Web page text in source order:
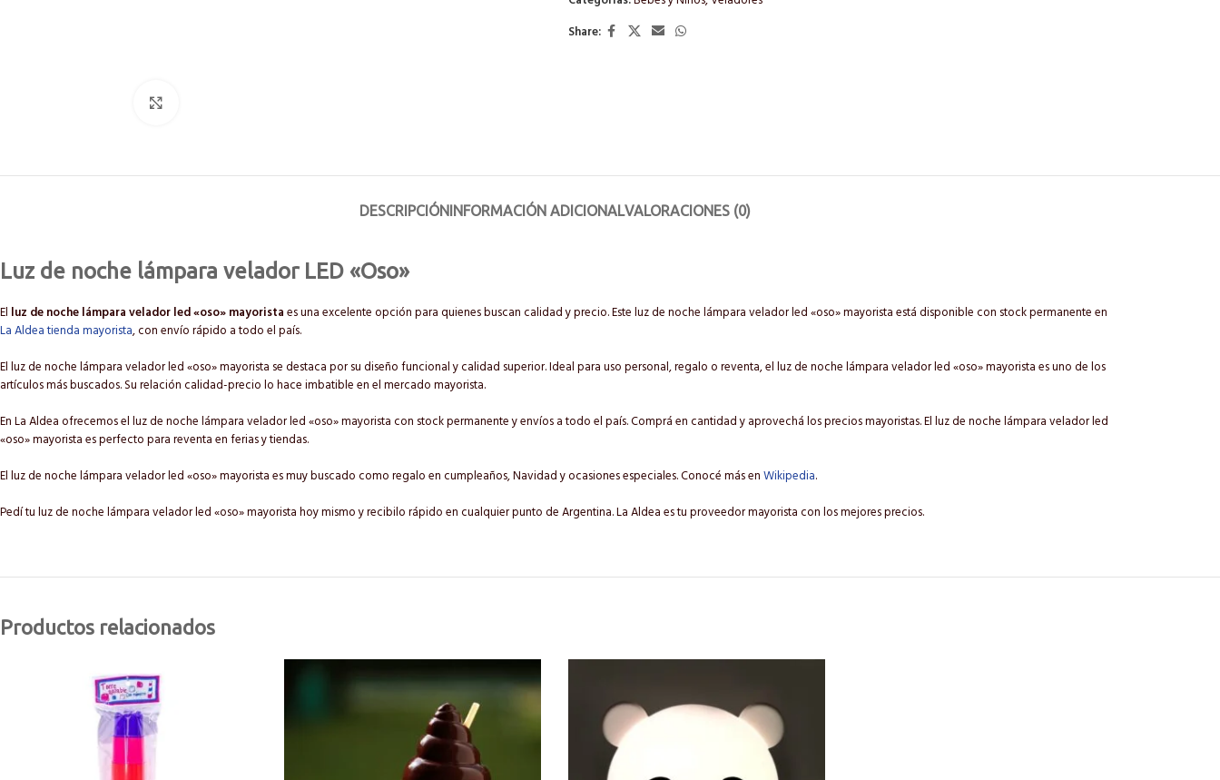
Share:
DESCRIPCIÓNINFORMACIÓN ADICIONALVALORACIONES (0)
Luz de noche lámpara velador LED «Oso»
El luz de noche lámpara velador led «oso» mayoristaes una excelente opción para quienes buscan calidad y precio. Este luz de noche lámpara velador led «oso» mayorista está disponible con stock permanente en
La Aldea tienda mayorista, con envío rápido a todo el país.
El luz de noche lámpara velador led «oso» mayorista se destaca por su diseño funcional y calidad superior. Ideal para uso personal, regalo o reventa, el luz de noche lámpara velador led «oso» mayorista es uno de los
artículos más buscados. Su relación calidad-precio lo hace imbatible en el mercado mayorista.
En La Aldea ofrecemos el luz de noche lámpara velador led «oso» mayorista con stock permanente y envíos a todo el país. Comprá en cantidad y aprovechá los precios mayoristas. El luz de noche lámpara velador led
«oso» mayorista es perfecto para reventa en ferias y tiendas.
El luz de noche lámpara velador led «oso» mayorista es muy buscado como regalo en cumpleaños, Navidad y ocasiones especiales. Conocé más enWikipedia.
Pedí tu luz de noche lámpara velador led «oso» mayorista hoy mismo y recibilo rápido en cualquier punto de Argentina. La Aldea es tu proveedor mayorista con los mejores precios.
Productos relacionados